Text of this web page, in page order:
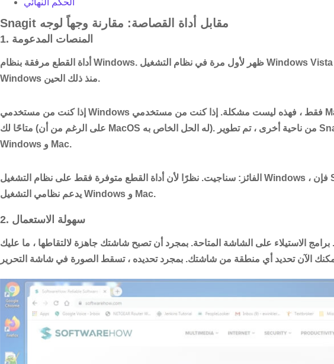
الحكم النهائي
Snagit مقابل أداة القصاصة: مقارنة وجهاً لوجه
1. المنصات المدعومة
أداة القطع مرفقة بنظام Windows. ظهر لأول مرة في نظام التشغيل Windows Vista وأصبح جزءًا من حزمة
Windows منذ ذلك الحين.
إذا كنت من مستخدمي Windows فقط ، فهذه ليست مشكلة. إذا كنت من مستخدمي Mac ، فلن يكون هذا التطبيق
متاحًا لك (على الرغم من أن MacOS له الحل الخاص به). من ناحية أخرى ، تم تطوير Snagit للعمل على أنظمة تشغيل
Windows و Mac.
الفائز : سناجيت. نظرًا لأن أداة القطع متوفرة فقط على نظام التشغيل Windows ، فإن Snagit هو الفائز الواضح هنا لأنه
يدعم نظامي التشغيل Windows و Mac.
2. سهولة الاستعمال
الاستيلاء على الشاشة المتاحة. بمجرد أن تصبح شاشتك جاهزة لالتقاطها ، ما عليك